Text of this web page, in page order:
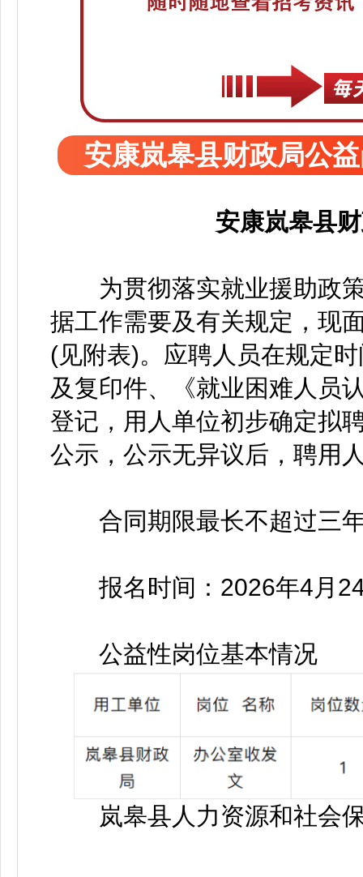
安康岚皋县财政局公
安康岚皋县
为贯彻落实就业援助政策
据工作需要及有关规定，现
(见附表)。应聘人员在规定
及复印件、《就业困难人员
登记，用人单位初步确定拟
公示，公示无异议后，聘用
合同期限最长不超过三
报名时间：2026年4月
公益性岗位基本情况
岚皋县人力资源和社会